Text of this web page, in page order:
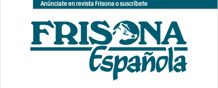
Anúnciate en revista Frisona o suscríbete